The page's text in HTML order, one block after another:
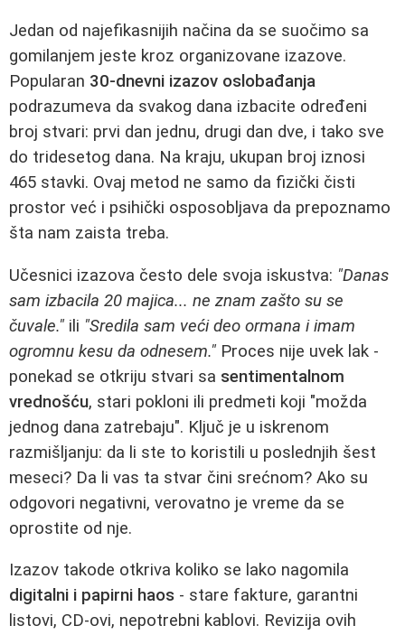
Jedan od najefikasnijih načina da se suočimo sa
gomilanjem jeste kroz organizovane izazove.
Popularan 30-dnevni izazov oslobađanja
podrazumeva da svakog dana izbacite određeni
broj stvari: prvi dan jednu, drugi dan dve, i tako sve
do tridesetog dana. Na kraju, ukupan broj iznosi
465 stavki. Ovaj metod ne samo da fizički čisti
prostor već i psihički osposobljava da prepoznamo
šta nam zaista treba.
Učesnici izazova često dele svoja iskustva: "Danas
sam izbacila 20 majica... ne znam zašto su se
čuvale." ili "Sredila sam veći deo ormana i imam
ogromnu kesu da odnesem." Proces nije uvek lak -
ponekad se otkriju stvari sa sentimentalnom
vrednošću, stari pokloni ili predmeti koji "možda
jednog dana zatrebaju". Ključ je u iskrenom
razmišljanju: da li ste to koristili u poslednjih šest
meseci? Da li vas ta stvar čini srećnom? Ako su
odgovori negativni, verovatno je vreme da se
oprostite od nje.
Izazov takode otkriva koliko se lako nagomila
digitalni i papirni haos - stare fakture, garantni
listovi, CD-ovi, nepotrebni kablovi. Revizija ovih